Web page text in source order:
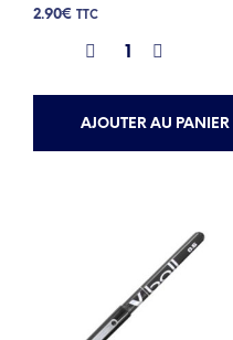
2.90€ TTC
AJOUTER AU PANIER